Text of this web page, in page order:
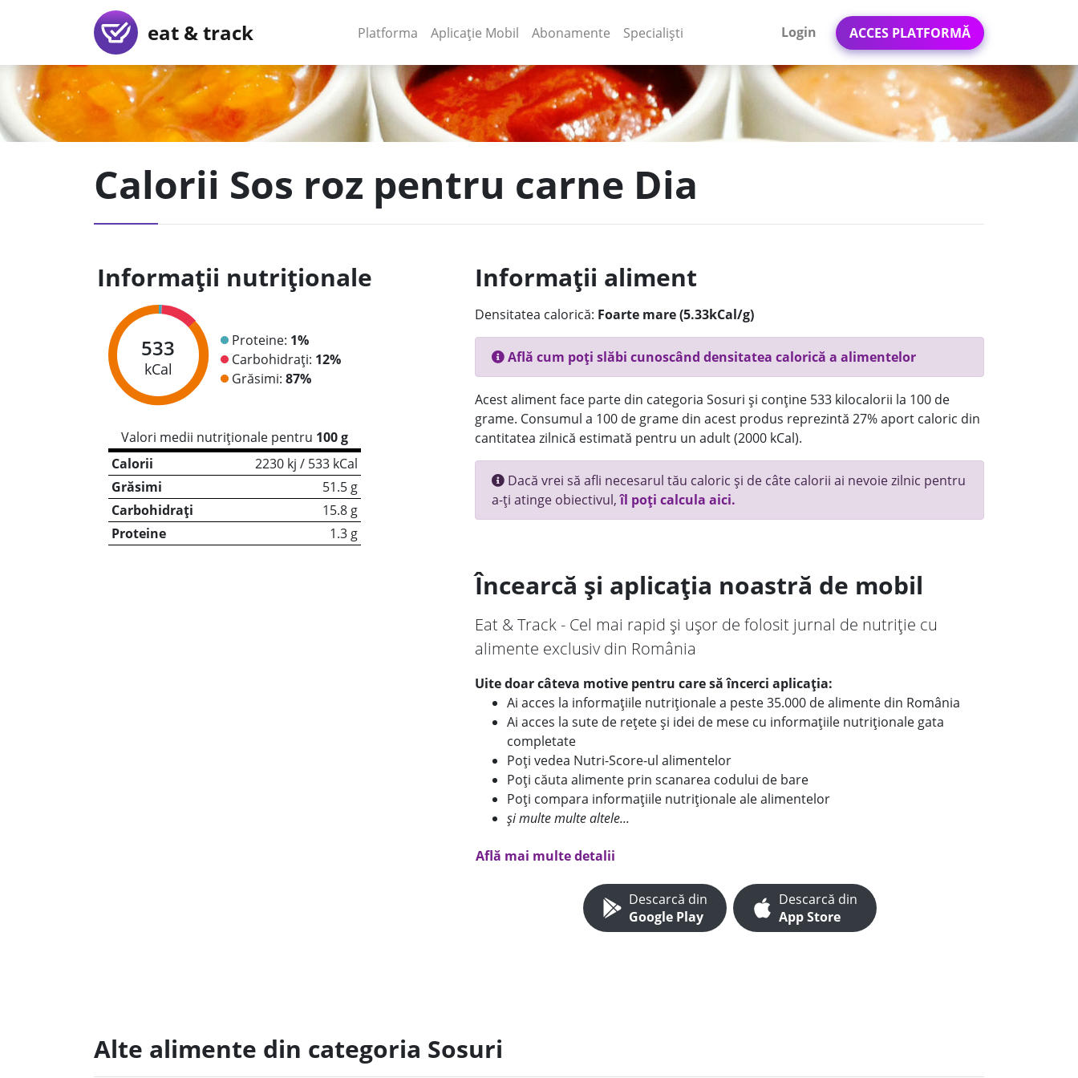
eat & track Platforma (current)
Aplicație Mobil (current)
Abonamente Specialiști Login ACCES PLATFORMĂ
Calorii Sos roz pentru carne Dia
Informații nutriționale
533
kCal
Proteine: 1%
Carbohidrați: 12%
Grăsimi: 87%
Valori medii nutriționale pentru 100 g
Calorii
2230 kj / 533 kCal
Grăsimi
51.5 g
Carbohidrați
15.8 g
Proteine
1.3 g
Informații aliment
Densitatea calorică: Foarte mare (5.33kCal/g)
Află cum poți slăbi cunoscând densitatea calorică a alimentelor
Acest aliment face parte din categoria Sosuri și conține 533 kilocalorii la 100 de
grame. Consumul a 100 de grame din acest produs reprezintă 27% aport caloric din
cantitatea zilnică estimată pentru un adult (2000 kCal).
Dacă vrei să afli necesarul tău caloric și de câte calorii ai nevoie zilnic pentru
a-ți atinge obiectivul,îl poți calcula aici.
Încearcă și aplicația noastră de mobil
Eat & Track - Cel mai rapid și ușor de folosit jurnal de nutriție cu
alimente exclusiv din România
Uite doar câteva motive pentru care să încerci aplicația:
Ai acces la informațiile nutriționale a peste 35.000 de alimente din România
Ai acces la sute de rețete și idei de mese cu informațiile nutriționale gata
completate
Poți vedea Nutri-Score-ul alimentelor
Poți căuta alimente prin scanarea codului de bare
Poți compara informațiile nutriționale ale alimentelor
și multe multe altele...
Află mai multe detalii
Descarcă din
Google Play
Descarcă din
App Store
Alte alimente din categoria Sosuri